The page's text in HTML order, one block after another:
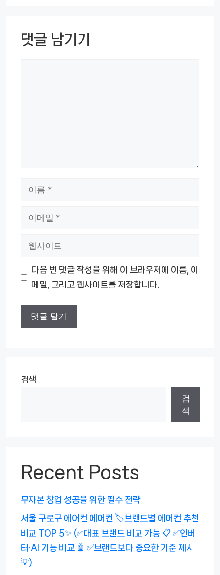
댓글 남기기
다음 번 댓글 작성을 위해 이 브라우저에 이름, 이
메일, 그리고 웹사이트를 저장합니다.
검색
검
색
Recent Posts
무자본 창업 성공을 위한 필수 전략
서울 구로구 에어컨 에어컨 🏷️브랜드별 에어컨 추천
비교 TOP 5✨ (✅대표 브랜드 비교 가능 📋 ✅인버
터·AI 기능 비교 🤖 ✅브랜드보다 중요한 기준 제시
💡)